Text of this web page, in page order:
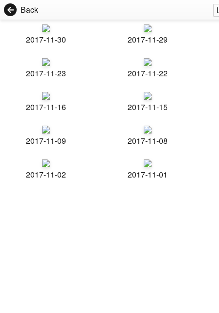
Back
2017-11-30 2017-11-29
2017-11-23 2017-11-22
2017-11-16 2017-11-15
2017-11-09 2017-11-08
2017-11-02 2017-11-01